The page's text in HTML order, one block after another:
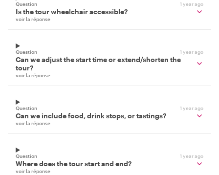
Question 1 year ago
Is the tour wheelchair accessible?
voir la réponse
Question 1 year ago
Can we adjust the start time or extend/shorten the
tour?
voir la réponse
Question 1 year ago
Can we include food, drink stops, or tastings?
voir la réponse
Question 1 year ago
Where does the tour start and end?
voir la réponse